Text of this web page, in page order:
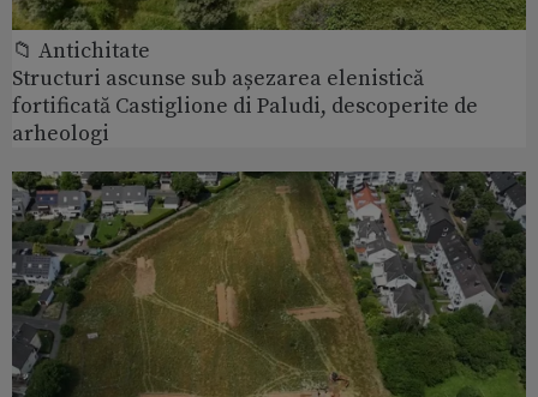
📁 Antichitate
Structuri ascunse sub așezarea elenistică
fortificată Castiglione di Paludi, descoperite de
arheologi